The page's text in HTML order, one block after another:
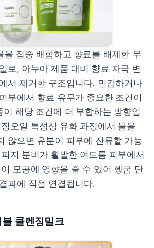
을 집중 배합하고 향료를 배제한 무
로, 아누아 제품 대비 향료 자극 변
서 제거한 구조입니다. 민감하거나
부에서 향료 유무가 중요한 조건이
이 해당 조건에 더 부합하는 방향입
오일 특성상 유화 과정에서 물을
않으면 유분이 피부에 잔류할 가능
지 분비가 활발한 여드름 피부에서
모공에 영향을 줄 수 있어 헹굼 단
과에 직접 연결됩니다.
클렌징밀크